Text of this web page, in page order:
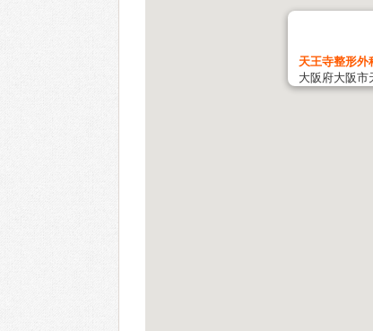
天王寺整形外
大阪府大阪市